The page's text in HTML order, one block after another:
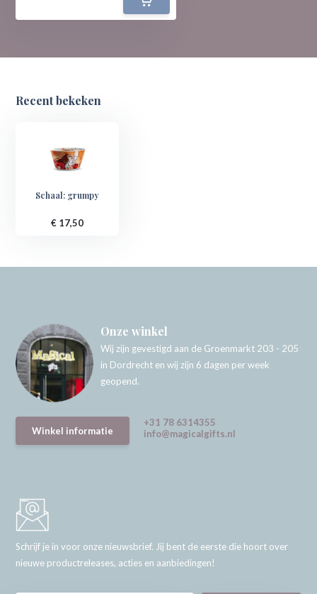
Recent bekeken
Schaal: grumpy
€ 17,50
Onze winkel
Wij zijn gevestigd aan de Groenmarkt 203 - 205
in Dordrecht en wij zijn 6 dagen per week
geopend.
Winkel informatie
+31 78 6314355
info@magicalgifts.nl
Schrijf je in voor onze nieuwsbrief. Jij bent de eerste die hoort over
nieuwe productreleases, acties en aanbiedingen!